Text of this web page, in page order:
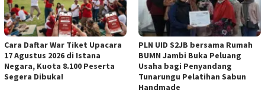
Cara Daftar War Tiket Upacara
17 Agustus 2026 di Istana
Negara, Kuota 8.100 Peserta
Segera Dibuka!
PLN UID S2JB bersama Rumah
BUMN Jambi Buka Peluang
Usaha bagi Penyandang
Tunarungu Pelatihan Sabun
Handmade